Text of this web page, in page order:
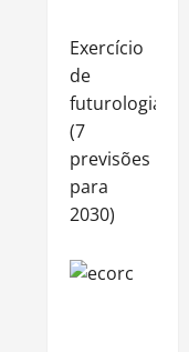
Exercício
de
futurologia
(7
previsões
para
2030)